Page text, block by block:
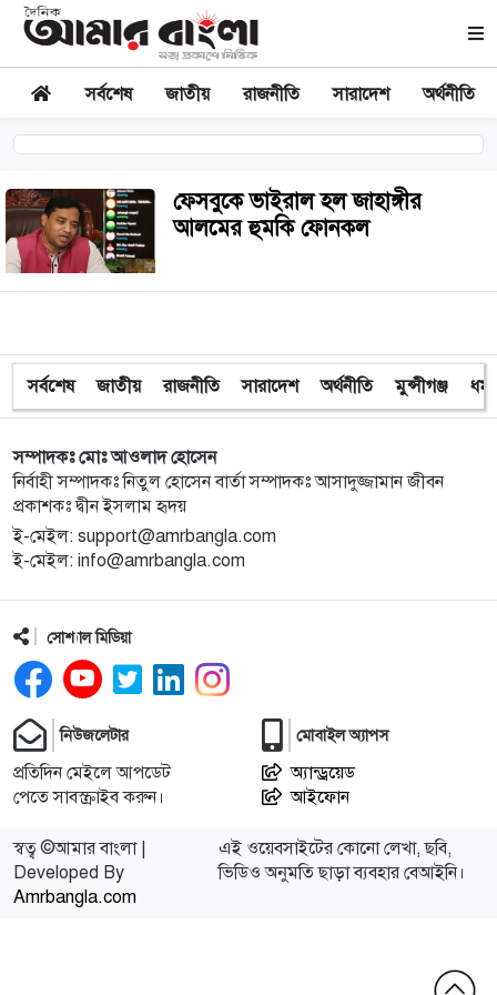
সর্বশেষ জাতীয় রাজনীতি সারাদেশ অর্থনীতি
ফেসবুকে ভাইরাল হল জাহাঙ্গীর
আলমের হুমকি ফোনকল
সর্বশেষ জাতীয় রাজনীতি সারাদেশ অর্থনীতি মুন্সীগঞ্জ ধর্ম
সম্পাদকঃ মোঃ আওলাদ হোসেন
নির্বাহী সম্পাদকঃ নিতুল হোসেন বার্তা সম্পাদকঃ আসাদুজ্জামান জীবন
প্রকাশকঃ দ্বীন ইসলাম হৃদয়
ই-মেইল: support@amrbangla.com
ই-মেইল: info@amrbangla.com
সোশ্যাল মিডিয়া
নিউজলেটার
প্রতিদিন মেইলে আপডেট
পেতে সাবস্ক্রাইব করুন।
মোবাইল অ্যাপস
অ্যান্ড্রয়েড
আইফোন
স্বত্ব ©আমার বাংলা |
Developed By
Amrbangla.com
এই ওয়েবসাইটের কোনো লেখা, ছবি,
ভিডিও অনুমতি ছাড়া ব্যবহার বেআইনি।